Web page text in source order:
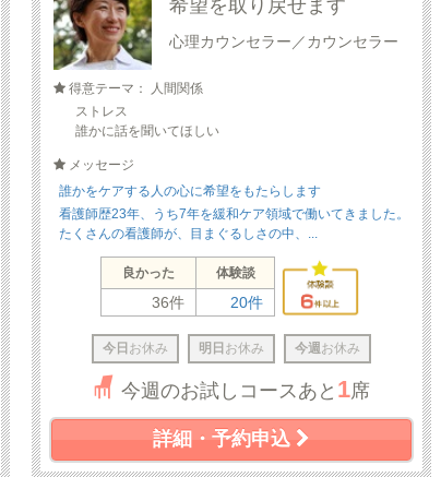
希望を取り戻せます
心理カウンセラー／カウンセラー
得意テーマ： 人間関係
ストレス
誰かに話を聞いてほしい
メッセージ
誰かをケアする人の心に希望をもたらします
看護師歴23年、うち7年を緩和ケア領域で働いてきました。
たくさんの看護師が、目まぐるしさの中、...
良かった 体験談
36件 20件
今日 お休み 明日 お休み 今週 お休み
今週のお試しコースあと 1席
詳細・予約申込